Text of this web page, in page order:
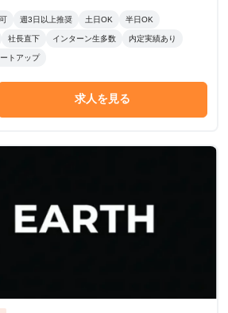
週3日以上推奨 土日OK 半日OK
社長直下 インターン生多数 内定実績あり
トアップ
求人を見る